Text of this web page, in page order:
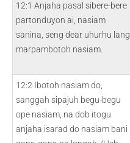
12:1 Anjaha pasal sibere-bere
partonduyon ai, nasiam
sanina, seng dear uhurhu lang
marpambotoh nasiam.
12:2 Ibotoh nasiam do,
sanggah sipajuh begu-begu
ope nasiam, na dob itogu
anjaha isarad do nasiam bani